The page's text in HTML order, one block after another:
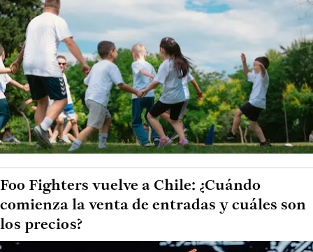
Foo Fighters vuelve a Chile: ¿Cuándo
comienza la venta de entradas y cuáles son
los precios?